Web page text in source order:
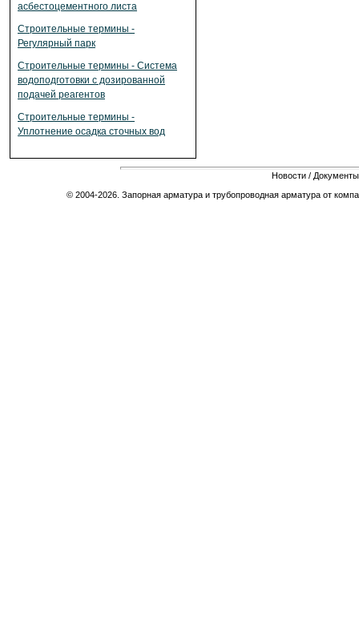
асбестоцементного листа
Строительные термины -
Регулярный парк
Строительные термины - Система
водоподготовки с дозированной
подачей реагентов
Строительные термины -
Уплотнение осадка сточных вод
Новости / Документы
© 2004-2026. Запорная арматура и трубопроводная арматура от